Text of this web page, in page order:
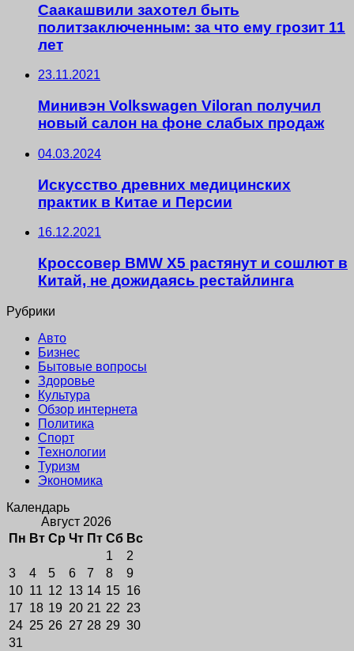
Саакашвили захотел быть
политзаключенным: за что ему грозит 11
лет
23.11.2021
Минивэн Volkswagen Viloran получил
новый салон на фоне слабых продаж
04.03.2024
Искусство древних медицинских
практик в Китае и Персии
16.12.2021
Кроссовер BMW X5 растянут и сошлют в
Китай, не дожидаясь рестайлинга
Рубрики
Авто
Бизнес
Бытовые вопросы
Здоровье
Культура
Обзор интернета
Политика
Спорт
Технологии
Туризм
Экономика
Календарь
Август 2026
Пн Вт Ср Чт Пт Сб Вс
1
2
3
4 5 6 7 8
9
10 11 12 13 14 15 16
17 18 19 20 21 22 23
24 25 26 27 28 29 30
31